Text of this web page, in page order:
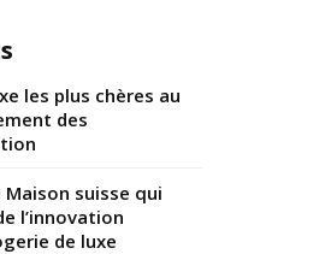
les plus chères au
des
Maison suisse qui
l’innovation
de luxe